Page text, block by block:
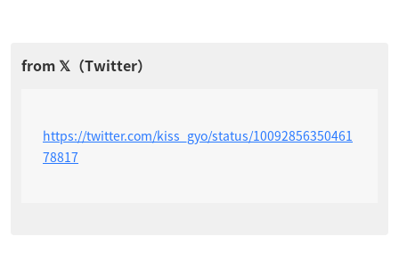
https://twitter.com/kiss_gyo/status/10092856350461
78817